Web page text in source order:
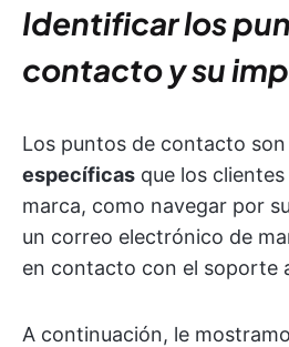
Identificar los
contacto y su
Los puntos de contacto son
específicas que los
marca, como navegar por
un correo electrónico de
en contacto con el soporte
A continuación, le